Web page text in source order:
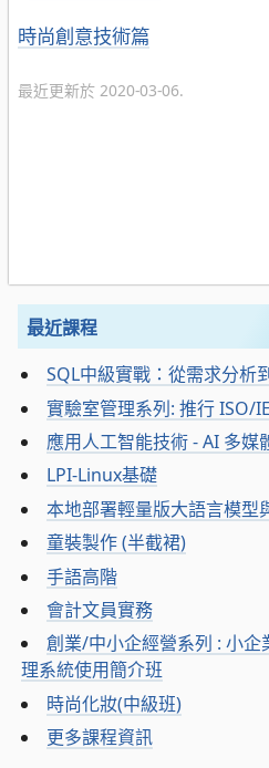
時尚創意技術篇
最近更新於 2020-03-06.
最近課程
SQL中級實戰：從需求分析
實驗室管理系列: 推行 ISO/
應用人工智能技術 - AI 多媒
LPI-Linux基礎
本地部署輕量版大語言模型
童裝製作 (半截裙)
手語高階
會計文員實務
創業/中小企經營系列 : 小
理系統使用簡介班
時尚化妝(中級班)
更多課程資訊